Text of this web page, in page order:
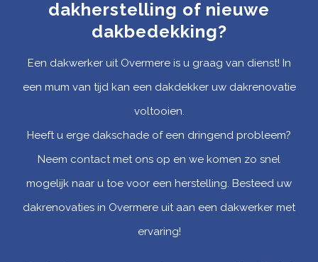
dakherstelling of nieuwe
dakbedekking?
Een dakwerker uit Overmere is u graag van dienst! In
een mum van tijd kan een dakdekker uw dakrenovatie
voltooien.
Heeft u erge dakschade of een dringend probleem?
Neem contact met ons op en we komen zo snel
mogelijk naar u toe voor een herstelling. Besteed uw
dakrenovaties in Overmere uit aan een dakwerker met
ervaring!